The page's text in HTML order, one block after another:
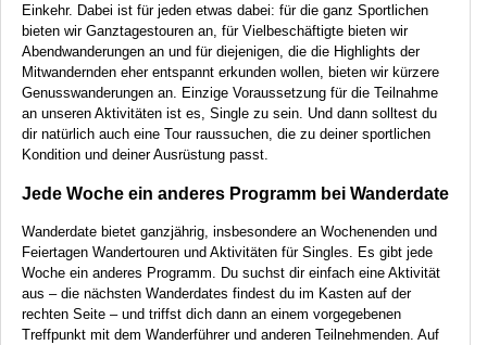
Einkehr. Dabei ist für jeden etwas dabei: für die ganz Sportlichen
bieten wir Ganztagestouren an, für Vielbeschäftigte bieten wir
Abendwanderungen an und für diejenigen, die die Highlights der
Mitwandernden eher entspannt erkunden wollen, bieten wir kürzere
Genusswanderungen an. Einzige Voraussetzung für die Teilnahme
an unseren Aktivitäten ist es, Single zu sein. Und dann solltest du
dir natürlich auch eine Tour raussuchen, die zu deiner sportlichen
Kondition und deiner Ausrüstung passt.
Jede Woche ein anderes Programm bei Wanderdate
Wanderdate bietet ganzjährig, insbesondere an Wochenenden und
Feiertagen Wandertouren und Aktivitäten für Singles. Es gibt jede
Woche ein anderes Programm. Du suchst dir einfach eine Aktivität
aus – die nächsten Wanderdates findest du im Kasten auf der
rechten Seite – und triffst dich dann an einem vorgegebenen
Treffpunkt mit dem Wanderführer und anderen Teilnehmenden. Auf